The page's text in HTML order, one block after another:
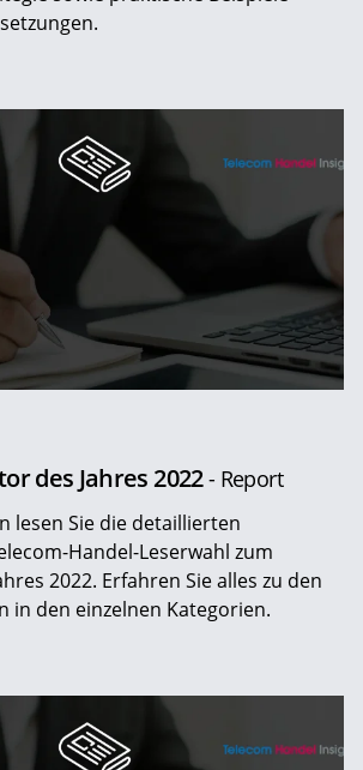
des Jahres 2022- Report
lesen Sie die detaillierten
Handel-Leserwahl zum
2022. Erfahren Sie alles zu den
in den einzelnen Kategorien.